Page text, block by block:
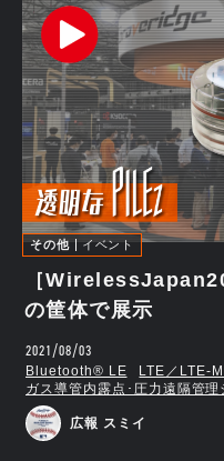
その他 イベント
［
の筐体で展示
2021/08/03
Bluetooth®︎ LE LTE／LTE-M
ガス導管内露点･圧力遠隔管理
広報 スミイ